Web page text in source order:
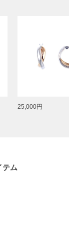
25,000円
テム